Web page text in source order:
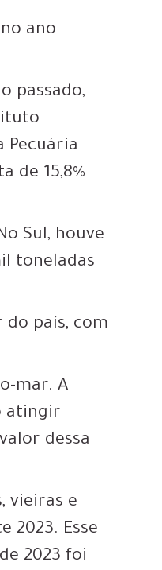
ano
passado,
Pecuária
de 15,8%
Sul, houve
toneladas
país, com
mar. A
atingir
dessa
vieiras e
2023. Esse
2023 foi